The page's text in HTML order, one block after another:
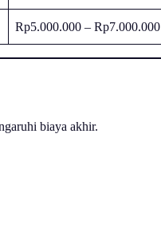
Rp5.000.000 – Rp7.000.000
biaya akhir.